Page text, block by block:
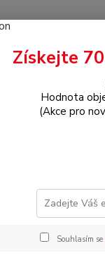
Získejte
Hodnota
(Akce pro
Souhlasím se